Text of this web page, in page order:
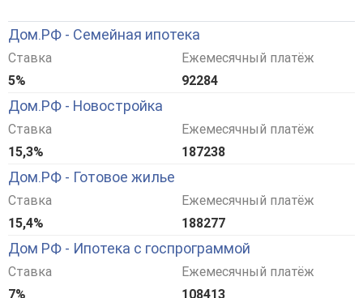
Дом.РФ - Семейная ипотека
Ставка
5%
Ежемесячный платёж
92284
Дом.РФ - Новостройка
Ставка
15,3%
Ежемесячный платёж
187238
Дом.РФ - Готовое жилье
Ставка
15,4%
Ежемесячный платёж
188277
Дом РФ - Ипотека с госпрограммой
Ставка
7%
Ежемесячный платёж
108413